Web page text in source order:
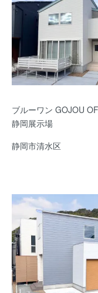
ブルーワン GOJOU
静岡展示場
静岡市清水区